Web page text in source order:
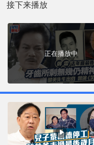
接下来播放
正在播放中